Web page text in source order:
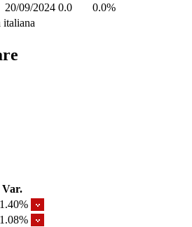
20/09/2024 0.0
0.0%
italiana
Var.